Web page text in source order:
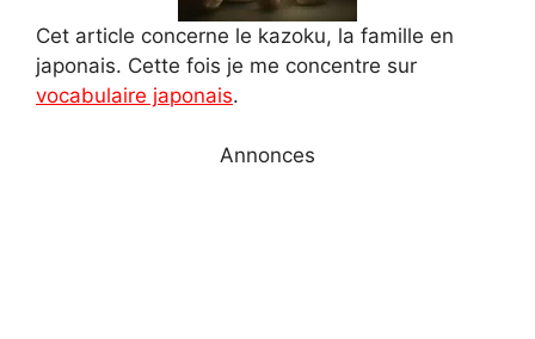
p m s
t
k k r
Cet article concerne le kazoku, la famille en
japonais. Cette fois je me concentre sur
vocabulaire japonais.
Annonces